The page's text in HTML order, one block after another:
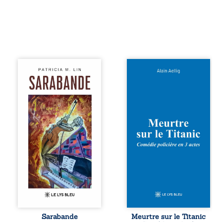
Aux chants
crépitants de l’été,
Sous le silence
ouaté de la neige
en hiver, Au cours
de nuits pâles,
Dans la clarté
bienveillante de la
lune, Rêves,
pensées, révoltes
et espoirs… Des
mots s’assemblent,
colorés, rebelles
aux règles de la
poésie, mais
chantant en
forment une
Sarabande
Et si le naufrage
en 1912, un
meurtre est
commis. Le drame
disparaît avec le
tard, la
l’épave fait
Meurtre sur le Titanic